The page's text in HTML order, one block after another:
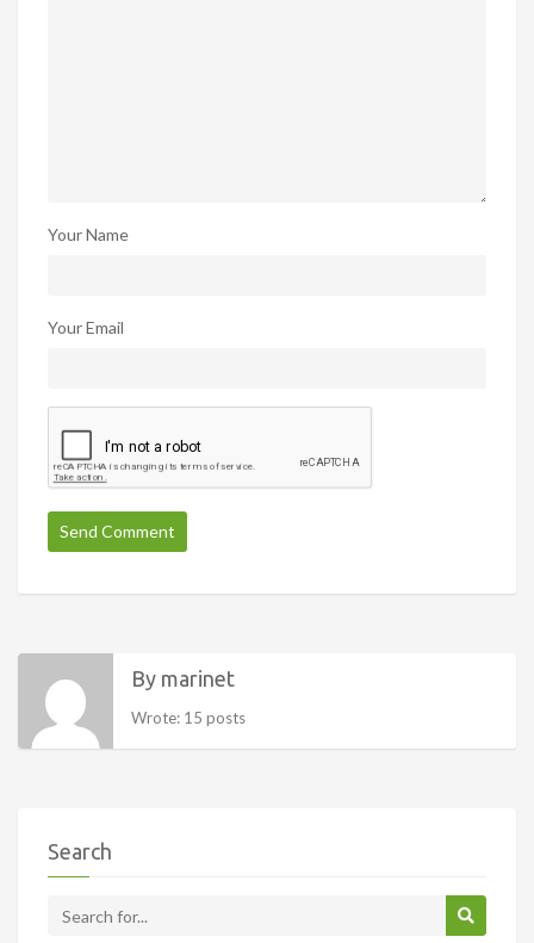
Your Name
Your Email
By marinet
Wrote: 15 posts
Search